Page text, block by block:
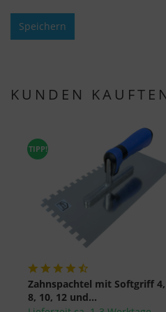
Speichern
KUNDEN
TIPP!
Zahnspachtel mit Softgriff 4,
8, 10, 12 und...